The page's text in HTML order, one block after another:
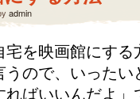
admin
を映画館にす
ので、いった
ばいいんだよ